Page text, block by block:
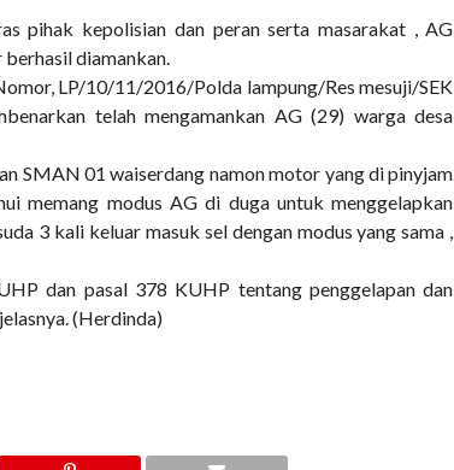
pihak kepolisian dan peran serta masarakat , AG
diamankan.
LP/10/11/2016/Polda lampung/Res mesuji/SEK
telah mengamankan AG (29) warga desa
SMAN 01 waiserdang namon motor yang di pinyjam
memang modus AG di duga untuk menggelapkan
3 kali keluar masuk sel dengan modus yang sama ,
dan pasal 378 KUHP tentang penggelapan dan
(Herdinda)